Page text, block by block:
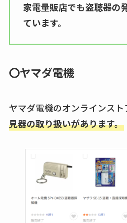
家電量販店でも盗聴器の
ています。
〇ヤマダ電機
ヤマダ電機のオンラインスト
見器の取り扱いがあります。